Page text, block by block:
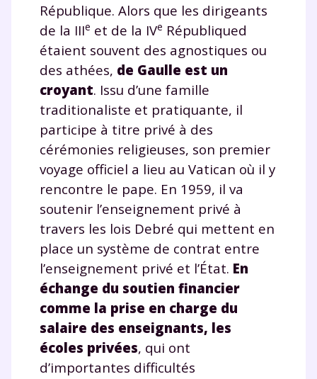
République. Alors que les dirigeants
de la IIIe et de la IVe Républiqued
étaient souvent des agnostiques ou
des athées, de Gaulle est un
croyant. Issu d’une famille
traditionaliste et pratiquante, il
participe à titre privé à des
cérémonies religieuses, son premier
voyage officiel a lieu au Vatican où il y
rencontre le pape. En 1959, il va
soutenir l’enseignement privé à
travers les lois Debré qui mettent en
place un système de contrat entre
l’enseignement privé et l’État. En
échange du soutien financier
comme la prise en charge du
salaire des enseignants, les
écoles privées, qui ont
d’importantes difficultés